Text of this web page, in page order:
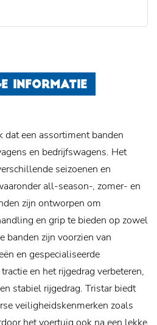
INFORMATIE
dat een assortiment banden
en bedrijfswagens. Het
seizoenen en
all-season-, zomer- en
zijn ontworpen om
en grip te bieden op zowel
banden zijn voorzien van
en gespecialiseerde
en het rijgedrag verbeteren,
stabiel rijgedrag. Tristar biedt
veiligheidskenmerken zoals